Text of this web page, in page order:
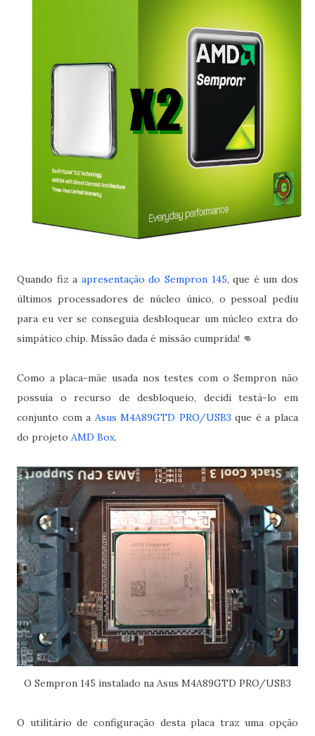
Quando fiz a apresentação do Sempron 145, que é um dos
últimos processadores de núcleo único, o pessoal pediu
para eu ver se conseguia desbloquear um núcleo extra do
simpático chip. Missão dada é missão cumprida! 👊
Como a placa-mãe usada nos testes com o Sempron não
possuía o recurso de desbloqueio, decidi testá-lo em
conjunto com a Asus M4A89GTD PRO/USB3 que é a placa
do projeto AMD Box.
O Sempron 145 instalado na Asus M4A89GTD PRO/USB3
O utilitário de configuração desta placa traz uma opção